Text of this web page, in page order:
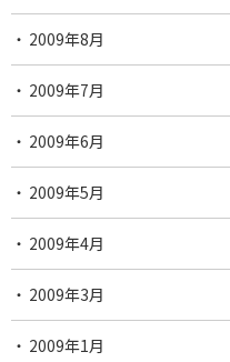
2009年8月
2009年7月
2009年6月
2009年5月
2009年4月
2009年3月
2009年1月